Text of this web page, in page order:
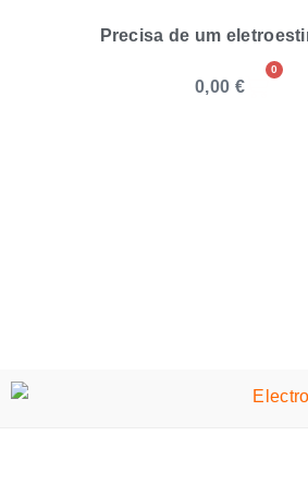
Precisa de um
0,00 €
0